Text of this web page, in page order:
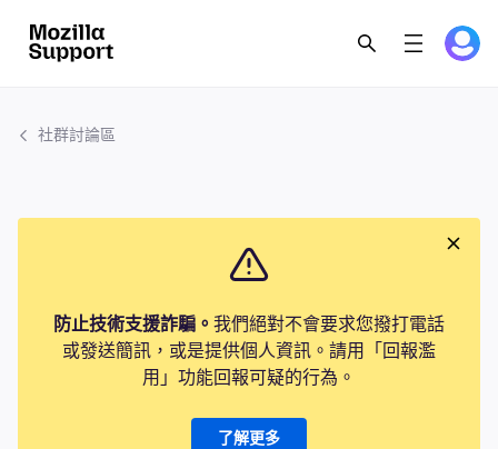
社群討論區
防止技術支援詐騙。 我們絕對不會要求您撥打電話
或發送簡訊，或是提供個人資訊。請用「回報濫
用」功能回報可疑的行為。
了解更多